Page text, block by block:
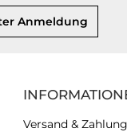
Anmeldung
Versand &